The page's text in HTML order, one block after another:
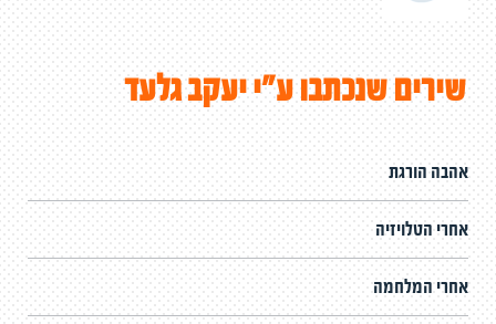
שירים שנכתבו ע"י יעקב גלעד
אהבה הורגת
אחרי הטלויזיה
אחרי המלחמה